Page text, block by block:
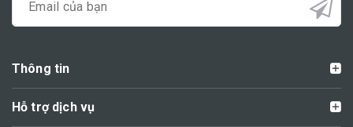
Thông tin
Hỗ trợ dịch vụ